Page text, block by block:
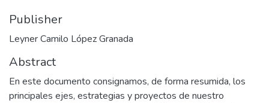
Publisher
Leyner Camilo López Granada
Abstract
En este documento consignamos, de forma resumida, los
principales ejes, estrategias y proyectos de nuestro